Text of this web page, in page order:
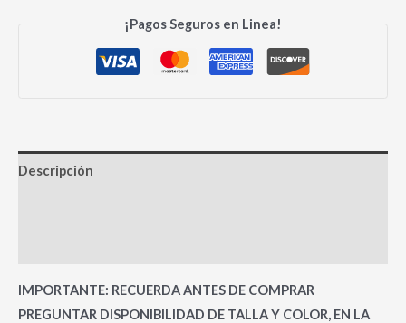
¡Pagos Seguros en Linea!
Descripción
IMPORTANTE: RECUERDA ANTES DE COMPRAR
PREGUNTAR DISPONIBILIDAD DE TALLA Y COLOR, EN LA